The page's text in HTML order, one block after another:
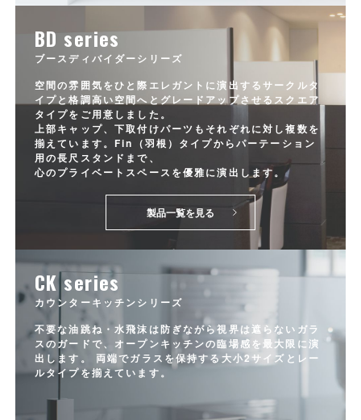
BD series
ブースディバイダーシリーズ
空間の雰囲気をひと際エレガントに演出するサークルタ
イプと格調高い空間へとグレードアップさせるスクエア
タイプをご用意しました。
上部キャップ、下取付けパーツもそれぞれに対し複数を
揃えています。Fin（羽根）タイプからパーテーション
用の長尺スタンドまで、
心のプライベートスペースを優雅に演出します。
製品一覧を見る
CK series
カウンターキッチンシリーズ
不要な油跳ね・水飛沫は防ぎながら視界は遮らないガラ
スのガードで、オープンキッチンの臨場感を最大限に演
出します。 両端でガラスを保持する大小2サイズとレー
ルタイプを揃えています。